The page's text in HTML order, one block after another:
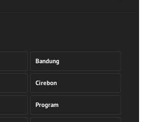
Bandung
Cirebon
Program